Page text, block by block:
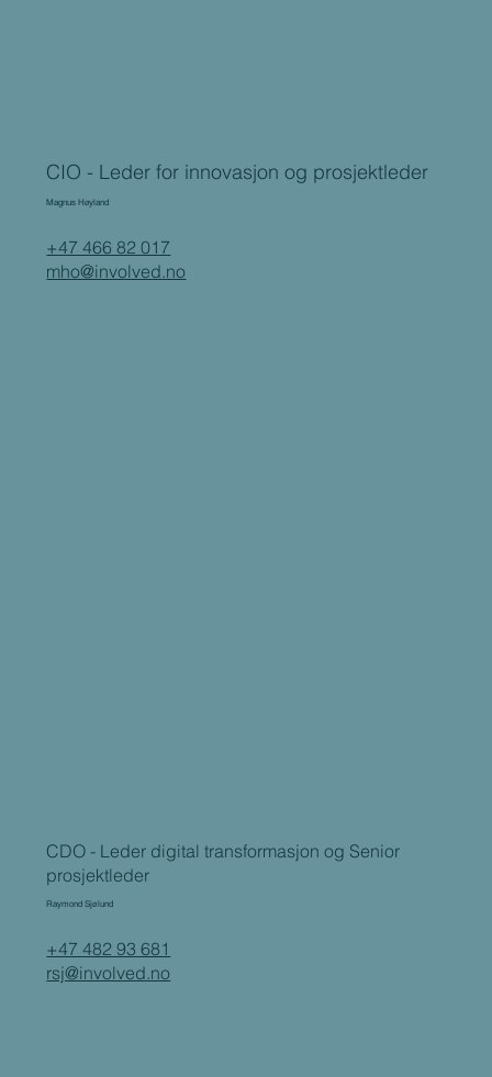
CIO - Leder for innovasjon og prosjektleder
Magnus Høyland
+47 466 82 017
mho@involved.no
CDO - Leder digital transformasjon og Senior
prosjektleder
Raymond Sjølund
+47 482 93 681
rsj@involved.no